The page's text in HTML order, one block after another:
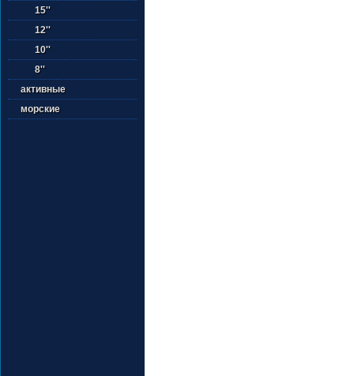
15''
12''
10''
8''
активные
морские